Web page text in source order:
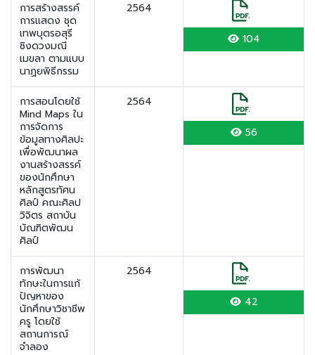
การสร้างสรรค์
การแสดง ชุด
เทพบุตรอสุรี
ชิงดวงมณี
เมขลา ตามแบบ
นาฏยพิธีกรรม
2564
104
การสอนโดยใช้
Mind Maps ใน
การจัดการ
ข้อมูลทางศิลปะ
เพื่อพัฒนาผล
งานสร้างสรรค์
ของนักศึกษา
หลักสูตรทัศน
ศิลป์ คณะศิลป
วิจิตร สถาบัน
บัณฑิตพัฒน
ศิลป์
2564
56
การพัฒนา
ทักษะในการแก้
ปัญหาของ
นักศึกษาวิชาชีพ
ครู โดยใช้
สถานการณ์
จำลอง
2564
42